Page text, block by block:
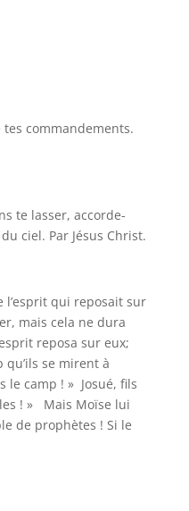
tes commandements.
te lasser, accorde-
ciel. Par Jésus Christ.
l’esprit qui reposait sur
mais cela ne dura
reposa sur eux;
qu’ils se mirent à
le camp ! » Josué, fils
! » Mais Moïse lui
de prophètes ! Si le